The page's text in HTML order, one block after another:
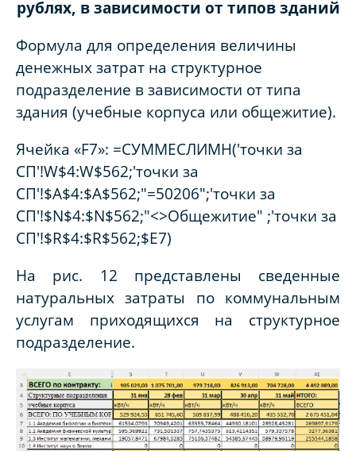
рублях, в зависимости от типов зданий
Формула для определения величины
денежных затрат на структурное
подразделение в зависимости от типа
здания (учебные корпуса или общежитие).
Ячейка «F7»: =СУММЕСЛИМН('точки за
СП'!W$4:W$562;'точки за
СП'!$A$4:$A$562;"=50206";'точки за
СП'!$N$4:$N$562;"<>Общежитие" ;'точки за
СП'!$R$4:$R$562;$E7)
На рис. 12 представлены сведенные
натуральных затраты по коммунальным
услугам приходящихся на структурное
подразделение.